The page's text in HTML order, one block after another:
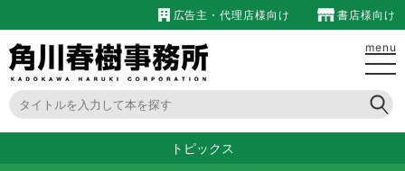
広告主・代理店様向け 書店様向け
menu
トピックス